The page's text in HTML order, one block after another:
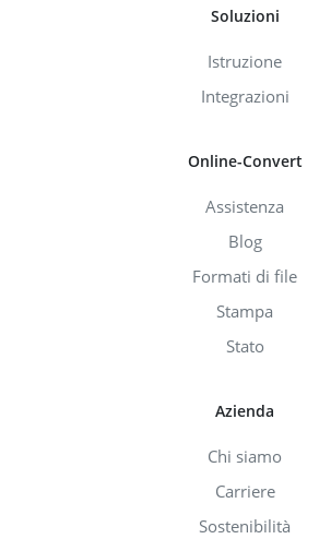
Soluzioni
Istruzione
Integrazioni
Online-Convert
Assistenza
Blog
Formati di file
Stampa
Stato
Azienda
Chi siamo
Carriere
Sostenibilità